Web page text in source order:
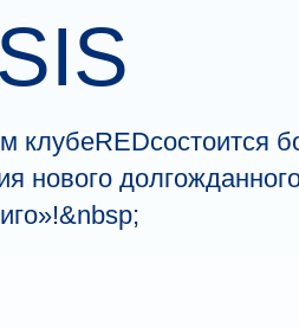
клубеREDсостоится
нового